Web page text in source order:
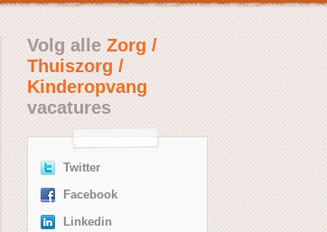
Volg alleZorg /
Thuiszorg /
Kinderopvang
vacatures
Twitter
Facebook
Linkedin